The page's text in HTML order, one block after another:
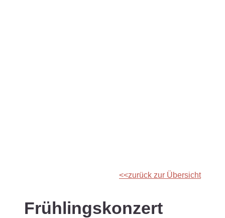
zurück zur Übersicht
Frühlingskonzert